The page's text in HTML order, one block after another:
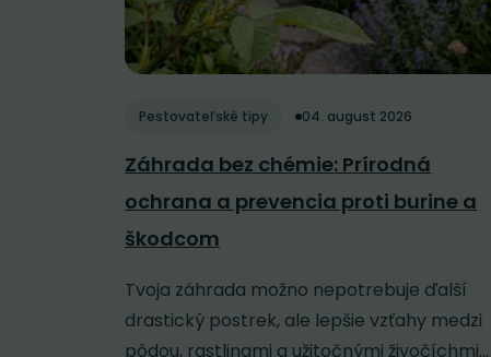
Pestovateľské tipy 04. august 2026
Záhrada bez chémie: Prírodná
ochrana a prevencia proti burine a
škodcom
Tvoja záhrada možno nepotrebuje ďalší
drastický postrek, ale lepšie vzťahy medzi
pôdou, rastlinami a užitočnými živočíchmi...